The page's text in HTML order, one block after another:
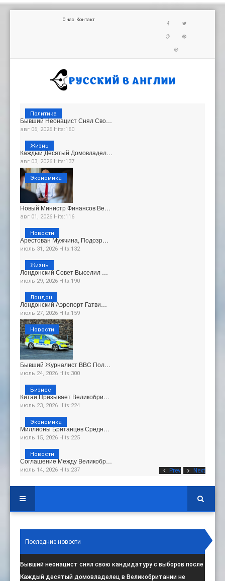
О нас Контакт
Prev Next
Бывший Неонацист Снял Сво…
авг 06, 2026 Hits:160
Политика
Каждый Десятый Домовладел…
авг 03, 2026 Hits:137
Жизнь
Новый Министр Финансов Ве…
авг 01, 2026 Hits:116
Экономика
Арестован Мужчина, Подозр…
июль 31, 2026 Hits:132
Новости
Лондонский Совет Выселил …
июль 29, 2026 Hits:190
Жизнь
Лондонский Аэропорт Гатви…
июль 27, 2026 Hits:159
Лондон
Бывший Журналист BBC Пол…
июль 24, 2026 Hits:300
Новости
Китай Призывает Великобри…
июль 23, 2026 Hits:224
Бизнес
Миллионы Британцев Средн…
июль 15, 2026 Hits:225
Экономика
Соглашение Между Великобр…
июль 14, 2026 Hits:237
Новости
Последние новости
Бывший неонацист снял свою кандидатуру с выборов после
негативной реакции общест:
Каждый десятый домовладелец в Великобритании не